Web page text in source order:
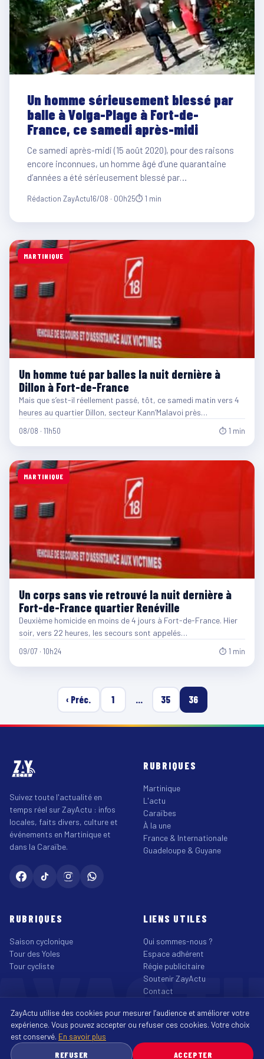
Un homme sérieusement blessé par
balle à Volga-Plage à Fort-de-
France, ce samedi après-midi
Ce samedi après-midi (15 août 2020), pour des raisons
encore inconnues, un homme âgé d’une quarantaine
d’années a été sérieusement blessé par…
Rédaction ZayActu16/08 · 00h25⏱ 1 min
MARTINIQUE
Un homme tué par balles la nuit dernière à
Dillon à Fort-de-France
Mais que s’est-il réellement passé, tôt, ce samedi matin vers 4
heures au quartier Dillon, secteur Kann’Malavoi près…
08/08 · 11h50 ⏱ 1 min
MARTINIQUE
Un corps sans vie retrouvé la nuit dernière à
Fort-de-France quartier Renéville
Deuxième homicide en moins de 4 jours à Fort-de-France. Hier
soir, vers 22 heures, les secours sont appelés…
09/07 · 10h24 ⏱ 1 min
‹ Préc. 1 … 35 36
Suivez toute l'actualité en
temps réel sur ZayActu : infos
locales, faits divers, culture et
événements en Martinique et
dans la Caraïbe.
RUBRIQUES
Martinique
L'actu
Caraïbes
À la une
France & Internationale
Guadeloupe & Guyane
RUBRIQUES
Saison cyclonique
Tour des Yoles
Tour cycliste
LIENS UTILES
Qui sommes-nous ?
Espace adhérent
Régie publicitaire
Soutenir ZayActu
Contact
Agency
Mentions légalesConfidentialitéCookiesCGUAccessibilité ↑
ZayActu utilise des cookies pour mesurer l’audience et améliorer votre
expérience. Vous pouvez accepter ou refuser ces cookies. Votre choix
est conservé. En savoir plus
REFUSER
ACCEPTER